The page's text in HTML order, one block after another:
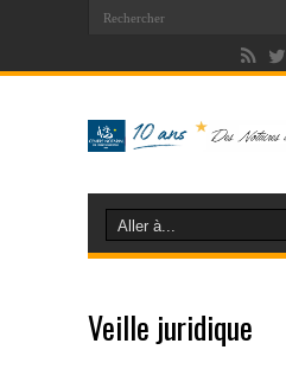
Veille juridique